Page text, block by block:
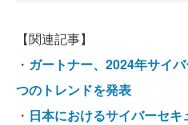
【関連記事】
・ ガートナー、2024年サイ
つのトレンドを発表
・ 日本におけるサイバーセ